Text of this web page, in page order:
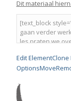
Dit materiaal
Edit ElementClone
OptionsMove